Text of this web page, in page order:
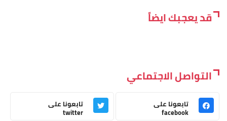
قد يعجبك ايضاً
التواصل الاجتماعي
تابعونا على
facebook
تابعونا على
twitter